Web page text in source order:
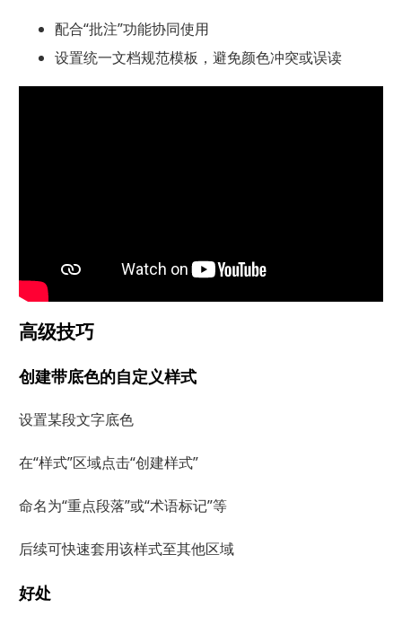
配合“批注”功能协同使用
设置统一文档规范模板，避免颜色冲突或误读
高级技巧
创建带底色的自定义样式
设置某段文字底色
在“样式”区域点击“创建样式”
命名为“重点段落”或“术语标记”等
后续可快速套用该样式至其他区域
好处